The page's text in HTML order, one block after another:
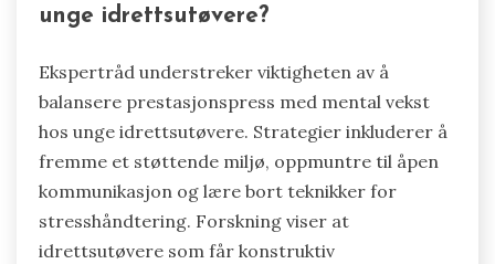
pålegge urealistiske konkurranseforventninger, å
neglisjere mental vekst og å ikke håndtere stress
effektivt. Trenere bør prioritere
ferdighetsutvikling fremfor å vinne, oppmuntre
til en veksttankegang og skape et støttende
miljø. Å balansere prestasjonspress med
følelsesmessig velvære fremmer motstandskraft